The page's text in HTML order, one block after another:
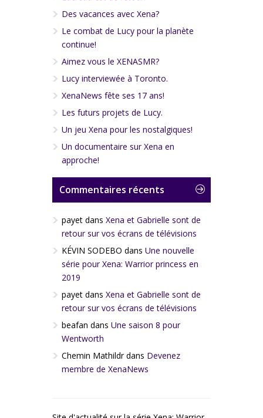
Des vacances avec Xena?
Le combat de Lucy pour la planète
continue!
Aimez vous le XENASMR?
Lucy interviewée à Toronto.
XenaNews fête ses 17 ans!
Les futurs projets de Lucy.
Un jeu Xena pour les nostalgiques!
Un documentaire sur Xena en
approche!
Commentaires récents
payet dans Xena et Gabrielle sont de
retour sur vos écrans de télévisions
KÉVIN SODEBO dans Une nouvelle
série pour Xena: Warrior princess en
2019
payet dans Xena et Gabrielle sont de
retour sur vos écrans de télévisions
beafan dans Une saison 8 pour
Wentworth
Chemin Mathildrdans Devenez
membre de XenaNews